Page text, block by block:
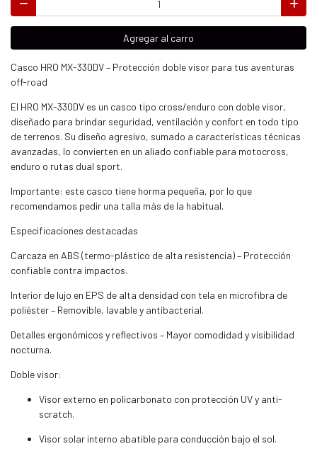
Agregar al carro
Casco HRO MX-330DV – Protección doble visor para tus aventuras
off-road
El HRO MX-330DV es un casco tipo cross/enduro con doble visor,
diseñado para brindar seguridad, ventilación y confort en todo tipo
de terrenos. Su diseño agresivo, sumado a características técnicas
avanzadas, lo convierten en un aliado confiable para motocross,
enduro o rutas dual sport.
Importante: este casco tiene horma pequeña, por lo que
recomendamos pedir una talla más de la habitual.
Especificaciones destacadas
Carcaza en ABS (termo-plástico de alta resistencia) – Protección
confiable contra impactos.
Interior de lujo en EPS de alta densidad con tela en microfibra de
poliéster – Removible, lavable y antibacterial.
Detalles ergonómicos y reflectivos – Mayor comodidad y visibilidad
nocturna.
Doble visor:
Visor externo en policarbonato con protección UV y anti-
scratch.
Visor solar interno abatible para conducción bajo el sol.